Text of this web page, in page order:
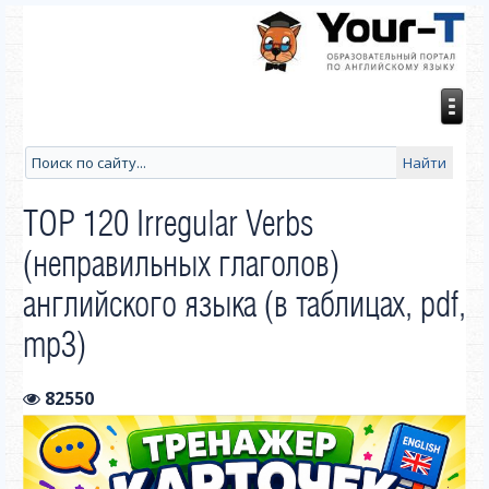
TOP 120 Irregular Verbs
(неправильных глаголов)
английского языка (в таблицах, pdf,
mp3)
82550